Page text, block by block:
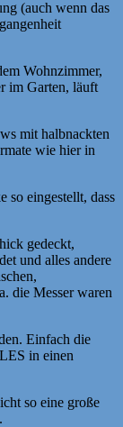
(auch wenn das
Wohnzimmer,
im Garten, läuft
mit halbnackten
wie hier in
so eingestellt, dass
gedeckt,
und alles andere
die Messer waren
Einfach die
in einen
so eine große